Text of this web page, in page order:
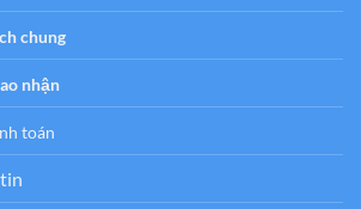
chung
nhận
toán